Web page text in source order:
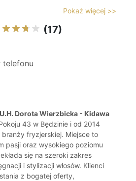
Pokaż więcej >>
(17)
telefonu
Dorota Wierzbicka - Kidawa
43 w Będzinie i od 2014
branży fryzjerskiej. Miejsce to
pasji oraz wysokiego poziomu
się na szeroki zakres
i stylizacji włosów. Klienci
z bogatej oferty,